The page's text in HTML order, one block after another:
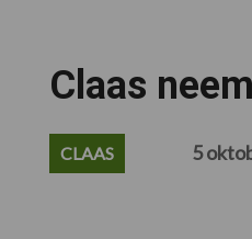
Claas
CLAAS 5